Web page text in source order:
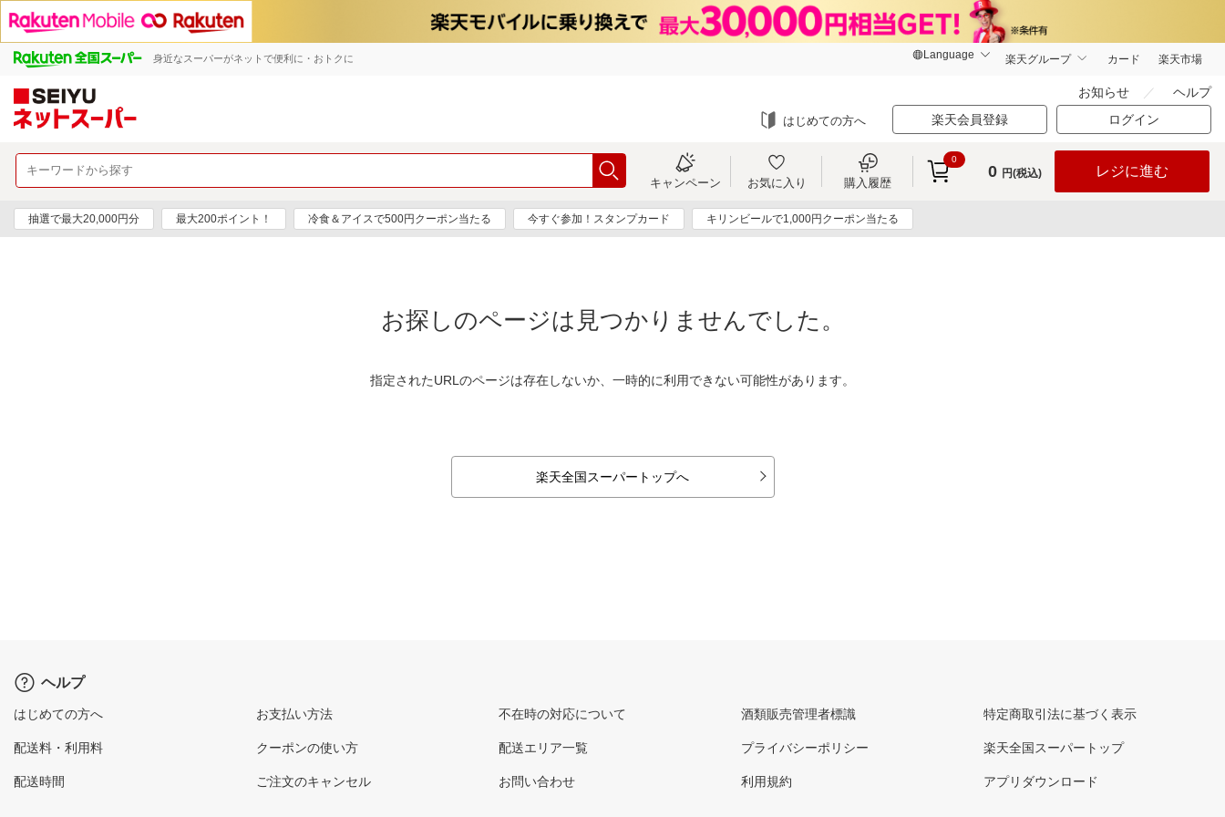
身近なスーパーがネットで便利に・おトクに 楽天グループ カード 楽天市場
お知らせ ヘルプ
はじめての方へ 楽天会員登録 ログイン
キャンペーン お気に入り 購入履歴
0
0 円(税込) レジに進む
抽選で最大20,000円分 最大200ポイント！ 冷食＆アイスで500円クーポン当たる 今すぐ参加！スタンプカード キリンビールで1,000円クーポン当たる
お探しのページは見つかりませんでした。
指定されたURLのページは存在しないか、一時的に利用できない可能性があります。
楽天全国スーパートップへ
ヘルプ
はじめての方へ
配送料・利用料
配送時間
お支払い方法
クーポンの使い方
ご注文のキャンセル
不在時の対応について
配送エリア一覧
お問い合わせ
酒類販売管理者標識
プライバシーポリシー
利用規約
特定商取引法に基づく表示
楽天全国スーパートップ
アプリダウンロード